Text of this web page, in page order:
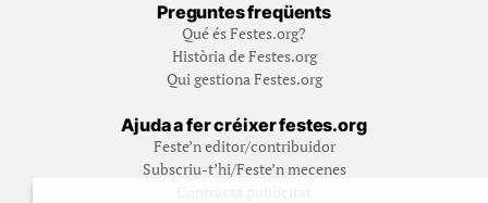
Preguntes freqüents
Qué és Festes.org?
Història de Festes.org
Qui gestiona Festes.org
Ajuda a fer créixer festes.org
Feste’n editor/contribuidor
Subscriu-t’hi/Feste’n mecenes